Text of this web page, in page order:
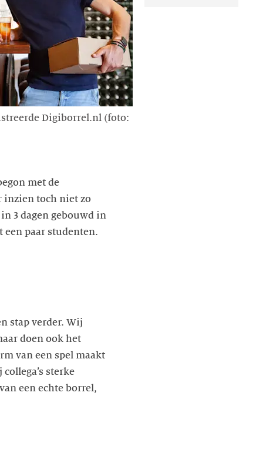
Digiborrel.nl (foto:
met de
inzien toch niet zo
3 dagen gebouwd in
een paar studenten.
stap verder. Wij
doen ook het
van een spel maakt
sterke
een echte borrel,